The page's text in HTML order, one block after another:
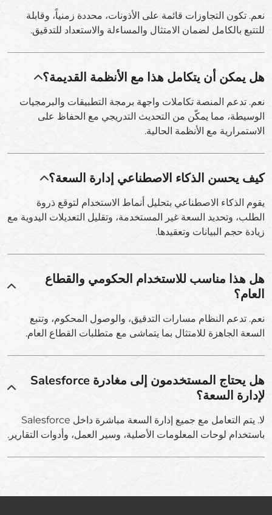
نعم. تكون التجاوزات قائمة على الأذونات، محددة زمنياً، وقابلة
للتتبع بالكامل لضمان الامتثال والمساءلة والاستعداد للتدقيق.
هل يمكن أن يتكامل هذا مع الأنظمة القديمة؟
نعم. تدعم المنصة تكاملات واجهة برمجة التطبيقات والبرمجيات
الوسيطة، مما يمكّن من التحديث التدريجي مع الحفاظ على
الاستمرارية مع الأنظمة الحالية.
كيف يحسن الذكاء الاصطناعي إدارة السعة؟
يقوم الذكاء الاصطناعي بتحليل أنماط الاستخدام لتوقع ذروة
الطلب، وتحديد السعة غير المستخدمة، وتقليل التعديلات اليدوية مع
زيادة حجم البيانات وتعقيدها.
هل هذا مناسب للاستخدام الحكومي والقطاع
العام؟
نعم. تدعم النظام مسارات التدقيق، والوصول المحكوم، وتتبع
السعة الجاهزة للامتثال بما يتماشى مع متطلبات القطاع العام.
هل يحتاج المستخدمون إلى مغادرة Salesforce
لإدارة السعة؟
لا. يتم التعامل مع جميع إدارة السعة مباشرة داخل Salesforce
باستخدام لوحات المعلومات الأصلية، وسير العمل، وأدوات التقارير.